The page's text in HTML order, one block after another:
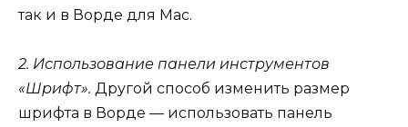
так и в Ворде для Mac.
2. Использование панели инструментов
«Шрифт». Другой способ изменить размер
шрифта в Ворде — использовать панель